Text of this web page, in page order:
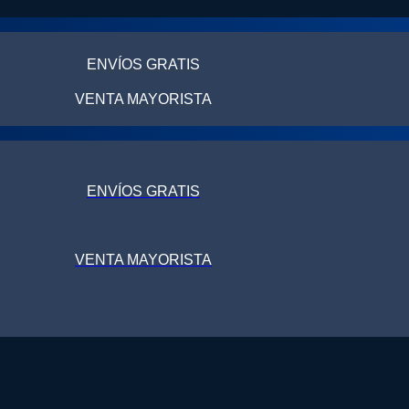
ENVÍOS GRATIS
VENTA MAYORISTA
ENVÍOS GRATIS
VENTA MAYORISTA